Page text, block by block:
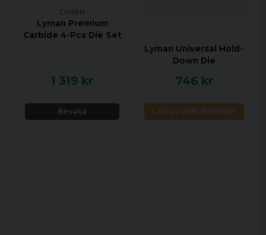
LYMAN
Lyman Premium
Carbide 4-Pcs Die Set
1 319 kr
Bevaka
Lyman Universal Hold-
Down Die
746 kr
LÄGG I VARUKORGEN